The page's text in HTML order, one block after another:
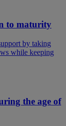
to maturity
by taking
while keeping
the age of